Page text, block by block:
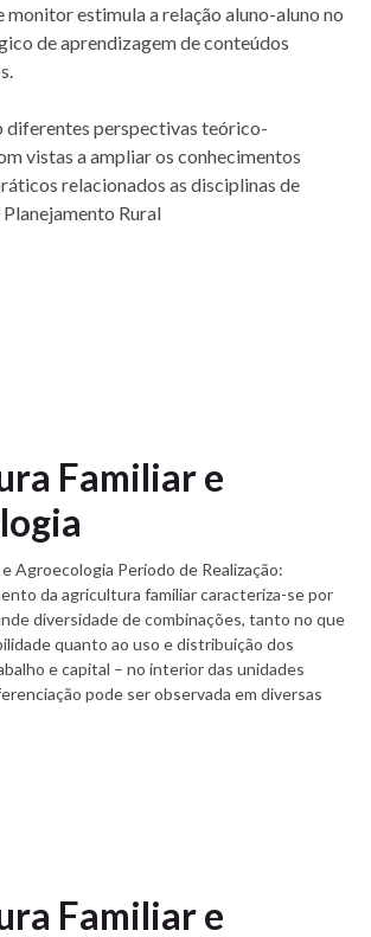
monitor estimula a relação aluno-aluno no
de aprendizagem de conteúdos
diferentes perspectivas teórico-
vistas a ampliar os conhecimentos
relacionados as disciplinas de
Rural
Familiar e
Agroecologia Período de Realização:
da agricultura familiar caracteriza-se por
diversidade de combinações, tanto no que
quanto ao uso e distribuição dos
e capital – no interior das unidades
pode ser observada em diversas
Familiar e